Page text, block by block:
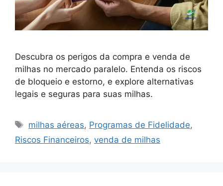
Descubra os perigos da compra e venda de
milhas no mercado paralelo. Entenda os riscos
de bloqueio e estorno, e explore alternativas
legais e seguras para suas milhas.
Tags
milhas aéreas, Programas de Fidelidade,
Riscos Financeiros, venda de milhas